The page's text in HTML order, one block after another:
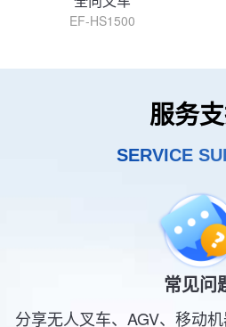
EF-HS1500
服务
SERVICE
常见问
分享无人叉车、AGV、移动